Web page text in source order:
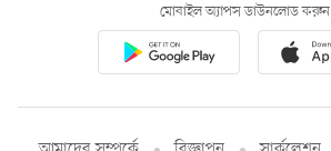
মোবাইল অ্যাপস ডাউনলোড করুন